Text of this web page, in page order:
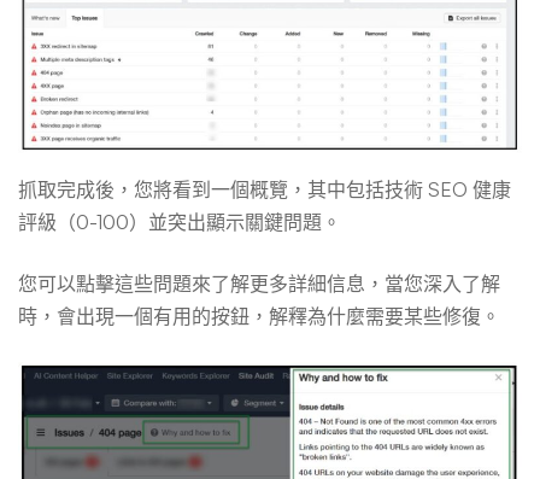
抓取完成後，您將看到一個概覽，其中包括技術 SEO 健康
評級（0-100）並突出顯示關鍵問題。
您可以點擊這些問題來了解更多詳細信息，當您深入了解
時，會出現一個有用的按鈕，解釋為什麼需要某些修復。